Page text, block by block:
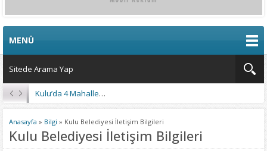
MENÜ
Kulu’da 4 Mahalleye Yangın Söndürme Tankeri
Anasayfa » Bilgi » Kulu Belediyesi İletişim Bilgileri
Kulu Belediyesi İletişim Bilgileri